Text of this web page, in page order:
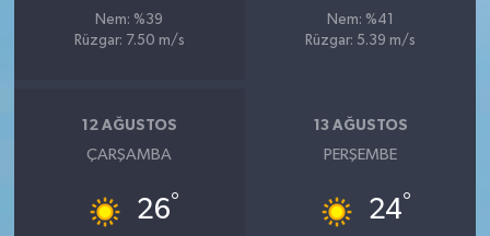
Nem: %39
Rüzgar: 7.50 m/s
Nem: %41
Rüzgar: 5.39 m/s
12 AĞUSTOS
ÇARŞAMBA
26°
13 AĞUSTOS
PERŞEMBE
24°